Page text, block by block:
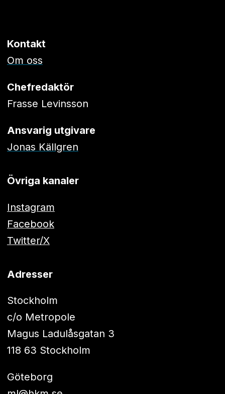
Kontakt
Om oss
Chefredaktör
Frasse Levinsson
Ansvarig utgivare
Jonas Källgren
Övriga kanaler
Instagram
Facebook
Twitter/X
Adresser
Stockholm
c/o Metropole
Magus Ladulåsgatan 3
118 63 Stockholm
Göteborg